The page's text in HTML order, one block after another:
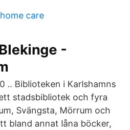
care
-
.. Biblioteken i Karlshamns
stadsbibliotek och fyra
Svängsta, Mörrum och
bland annat låna böcker,